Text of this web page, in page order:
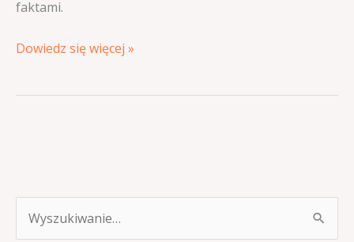
faktami.
Dowiedz się więcej »